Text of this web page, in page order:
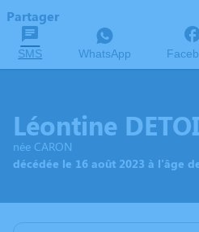
Partager
SMS WhatsApp
Léontine
née CARON
décédée le 16 août 2023 à l'âge